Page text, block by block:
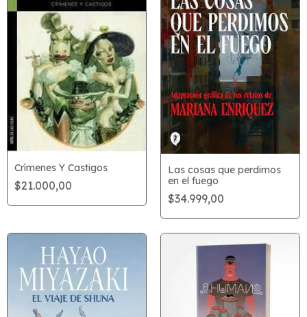
Crímenes Y Castigos
$21.000,00
Las cosas que perdimos
en el fuego
$34.999,00